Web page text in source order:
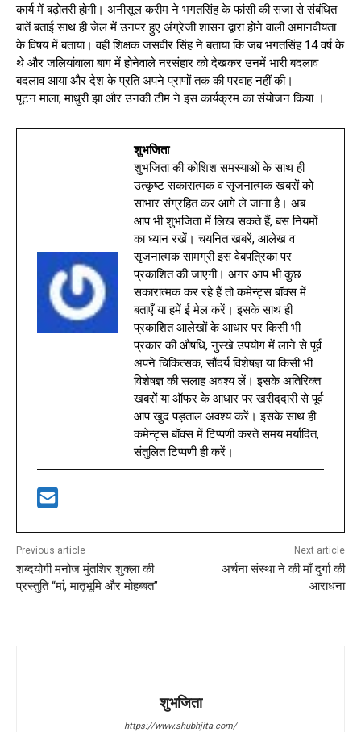
कार्य में बढ़ोतरी होगी। अनीसूल करीम ने भगतसिंह के फांसी की सजा से संबंधित
बातें बताई साथ ही जेल में उनपर हुए अंग्रेजी शासन द्वारा होने वाली अमानवीयता
के विषय में बताया। वहीं शिक्षक जसवीर सिंह ने बताया कि जब भगतसिंह 14 वर्ष के
थे और जलियांवाला बाग में होनेवाले नरसंहार को देखकर उनमें भारी बदलाव
बदलाव आया और देश के प्रति अपने प्राणों तक की परवाह नहीं की।
पूटन माला, माधुरी झा और उनकी टीम ने इस कार्यक्रम का संयोजन किया ।
शुभजिता
शुभजिता की कोशिश समस्याओं के साथ ही
उत्कृष्ट सकारात्मक व सृजनात्मक खबरों को
साभार संग्रहित कर आगे ले जाना है। अब
आप भी शुभजिता में लिख सकते हैं, बस नियमों
का ध्यान रखें। चयनित खबरें, आलेख व
सृजनात्मक सामग्री इस वेबपत्रिका पर
प्रकाशित की जाएगी। अगर आप भी कुछ
सकारात्मक कर रहे हैं तो कमेन्ट्स बॉक्स में
बताएँ या हमें ई मेल करें। इसके साथ ही
प्रकाशित आलेखों के आधार पर किसी भी
प्रकार की औषधि, नुस्खे उपयोग में लाने से पूर्व
अपने चिकित्सक, सौंदर्य विशेषज्ञ या किसी भी
विशेषज्ञ की सलाह अवश्य लें। इसके अतिरिक्त
खबरों या ऑफर के आधार पर खरीददारी से पूर्व
आप खुद पड़ताल अवश्य करें। इसके साथ ही
कमेन्ट्स बॉक्स में टिप्पणी करते समय मर्यादित,
संतुलित टिप्पणी ही करें।
Previous article
शब्दयोगी मनोज मुंतशिर शुक्ला की
प्रस्तुति “मां, मातृभूमि और मोहब्बत”
Next article
अर्चना संस्था ने की माँ दुर्गा की
आराधना
शुभजिता
https://www.shubhjita.com/